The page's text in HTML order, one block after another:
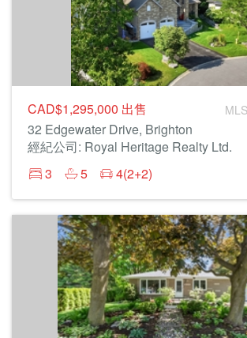
CAD$1,295,000 出售
32 Edgewater Drive, Brighton
經紀公司: Royal Heritage Realty Ltd.
3
5 4(2+2)